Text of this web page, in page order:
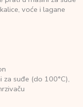
voće i lagane
za suđe (do 100°C),